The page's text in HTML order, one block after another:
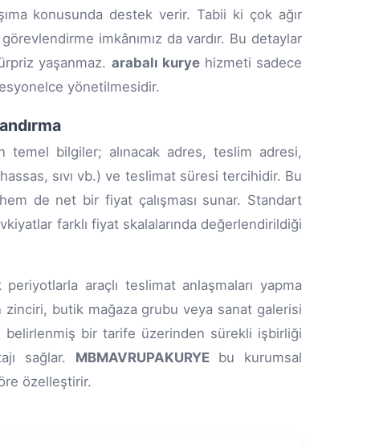
konusunda destek verir. Tabii ki çok ağır
imkânımız da vardır. Bu detaylar
yaşanmaz. arabalı kuryehizmeti sadece
yönetilmesidir.
temel bilgiler; alınacak adres, teslim adresi,
sıvı vb.) ve teslimat süresi tercihidir. Bu
de net bir fiyat çalışması sunar. Standart
farklı fiyat skalalarında değerlendirildiği
araçlı teslimat anlaşmaları yapma
butik mağaza grubu veya sanat galerisi
bir tarife üzerinden sürekli işbirliği
sağlar. MBMAVRUPAKURYEbu kurumsal
özelleştirir.